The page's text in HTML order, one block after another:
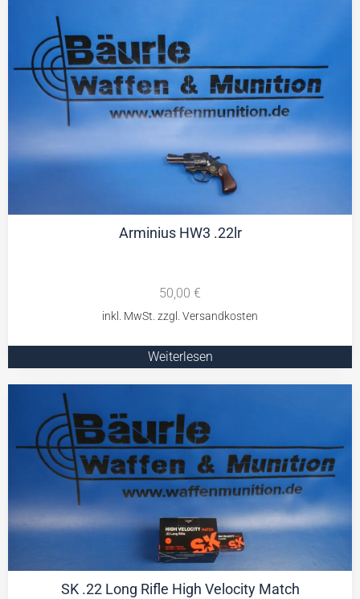
Arminius HW3 .22lr
50,00 €
Weiterlesen
SK .22 Long Rifle High Velocity Match